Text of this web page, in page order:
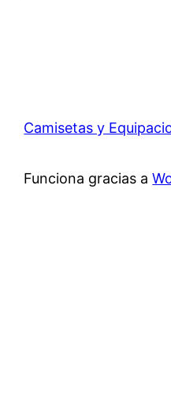
Camisetas y
Funciona gracias a